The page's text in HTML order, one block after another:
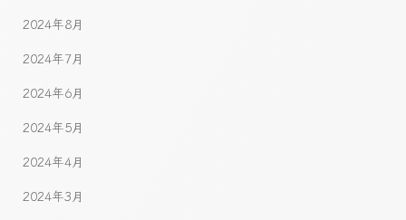
2024年8月
2024年7月
2024年6月
2024年5月
2024年4月
2024年3月